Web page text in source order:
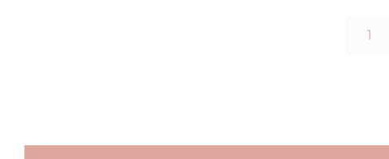
1